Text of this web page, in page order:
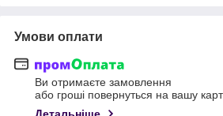
Умови оплати
Ви отримаєте замовлення
або гроші повернуться на вашу